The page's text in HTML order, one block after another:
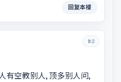
回复本楼
#2
有空教别人, 顶多别人问,